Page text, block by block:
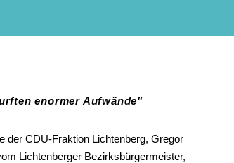
enormer Aufwände"
der CDU-Fraktion Lichtenberg, Gregor
Lichtenberger Bezirksbürgermeister,